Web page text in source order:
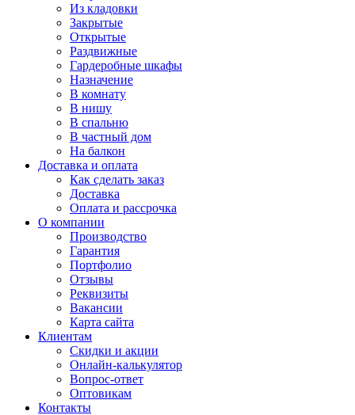
Из кладовки
Закрытые
Открытые
Раздвижные
Гардеробные шкафы
Назначение
В комнату
В нишу
В спальню
В частный дом
На балкон
Доставка и оплата
Как сделать заказ
Доставка
Оплата и рассрочка
О компании
Производство
Гарантия
Портфолио
Отзывы
Реквизиты
Вакансии
Карта сайта
Клиентам
Скидки и акции
Онлайн-калькулятор
Вопрос-ответ
Оптовикам
Контакты